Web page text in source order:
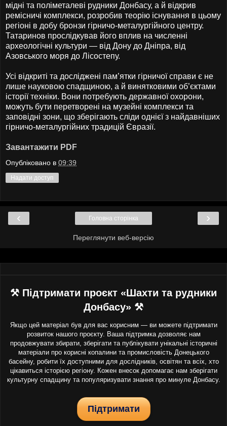
мідні та поліметалеві рудники Донбасу, а й відкрив
ремісничі комплекси, розробив теорію існування в цьому
регіоні в добу бронзи гірничо-металургійного центру.
Татаринов прослідкував його вплив на численні
археологічні культури — від Дону до Дніпра, від
Азовського моря до Лісостепу.
Усі відкриті та досліджені пам’ятки гірничої справи є не
лише науковою спадщиною, а й винятковими об’єктами
історії техніки. Вони потребують державної охорони,
можуть бути перетворені на музейні комплекси та
заповідні зони, що зберігають сліди однієї з найдавніших
гірничо-металургійних традицій Євразії.
Завантажити PDF
Опубліковано в 09:39
Надати доступ
‹ ›
Головна сторінка
Переглянути веб-версію
⚒ Підтримати проєкт «Шахти та рудники
Донбасу» ⚒
Якщо цей матеріал був для вас корисним — ви можете підтримати
розвиток нашого проєкту. Ваша підтримка дозволяє нам
продовжувати збирати, зберігати та публікувати унікальні історичні
матеріали про корисні копалини та промисловість Донецького
басейну, робити їх доступними для дослідників, освітян та всіх, хто
цікавиться історією регіону. Кожен внесок допомагає нам зберігати
культурну спадщину та популяризувати знання про минуле Донбасу.
Підтримати